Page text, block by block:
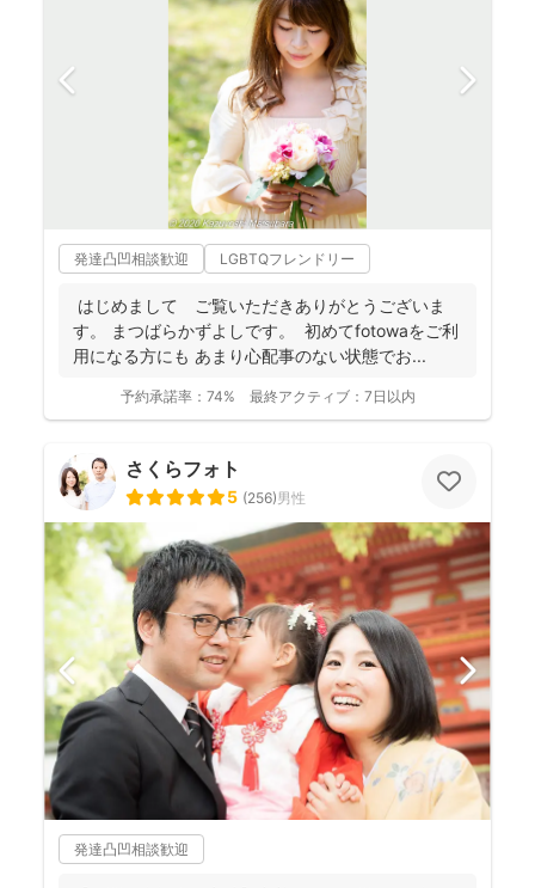
発達凸凹相談歓迎 LGBTQフレンドリー
はじめまして ご覧いただきありがとうございま
す。 まつばらかずよしです。 初めてfotowaをご利
用になる方にも あまり心配事のない状態でお...
予約承諾率： 74% 最終アクティブ： 7日以内
さくらフォト
5 (256)男性
発達凸凹相談歓迎